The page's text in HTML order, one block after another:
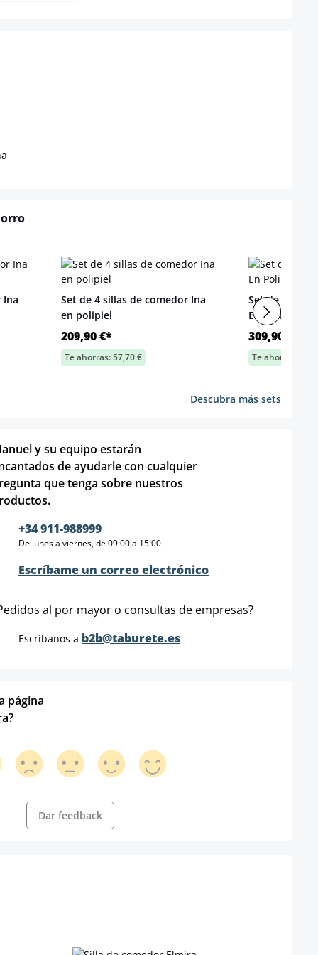
Ina
Set de 4 sillas de comedor Ina
en polipiel
209,90 €*
Te ahorras: 57,70 €
Set de 6
En Polipiel
309,90 €*
Te ahorras:
Descubra más sets
y su equipo estarán
de ayudarle con cualquier
que tenga sobre nuestros
+34 911-988999
De lunes a viernes, de 09:00 a 15:00
Escríbame un correo electrónico
al por mayor o consultas de empresas?
Escríbanos a b2b@taburete.es
página
Dar feedback